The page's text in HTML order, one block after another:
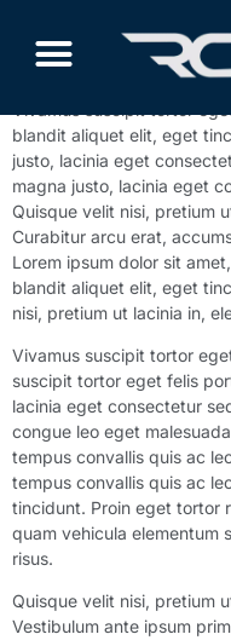
Notícia
Curabitur arcu erat,
blandit aliquet elit, eget
justo, lacinia eget
magna justo, lacinia eget
Quisque velit nisi, pretium
Curabitur arcu erat,
Lorem ipsum dolor sit
blandit aliquet elit, eget
nisi, pretium ut lacinia in,
Vivamus suscipit tortor
suscipit tortor eget felis
lacinia eget consectetur
congue leo eget
tempus convallis quis ac
tempus convallis quis ac
tincidunt. Proin eget tortor
quam vehicula elementum
risus.
Quisque velit nisi, pretium
Vestibulum ante ipsum